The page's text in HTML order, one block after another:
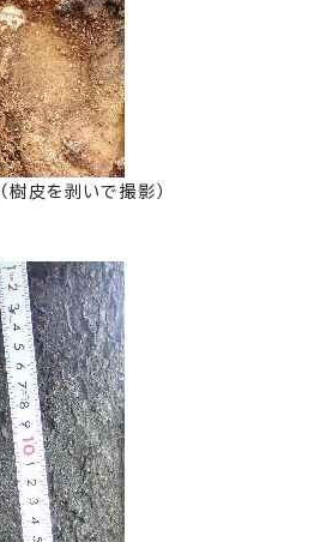
樹皮を剥いで撮影）